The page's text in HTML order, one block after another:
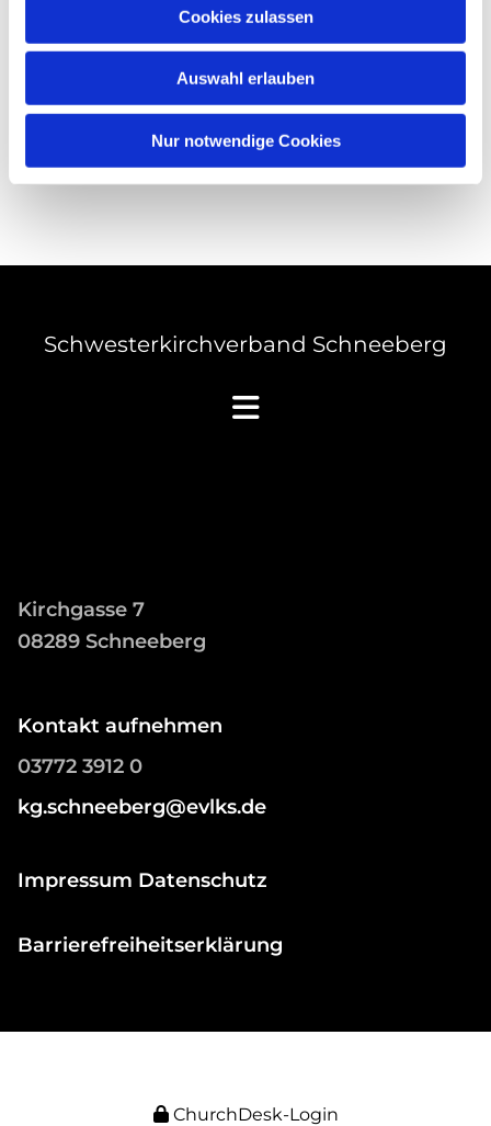
Cookies zulassen
Auswahl erlauben
Nur notwendige Cookies
Schwesterkirchverband Schneeberg
Kirchgasse 7
08289 Schneeberg
Kontakt aufnehmen
03772 3912 0
kg.schneeberg@evlks.de
Impressum Datenschutz
Barrierefreiheitserklärung
ChurchDesk-Login